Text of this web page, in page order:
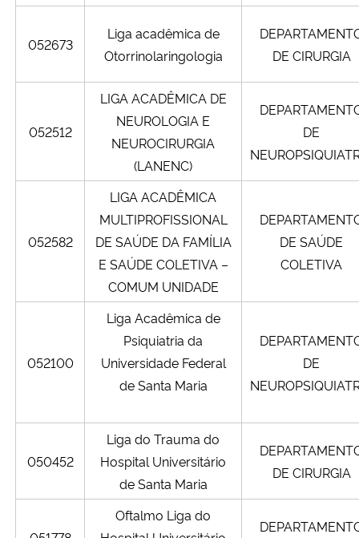
052673
Liga acadêmica de
Otorrinolaringologia
DE CIRURGIA
052512
LIGA ACADÊMICA DE
NEUROLOGIA E
NEUROCIRURGIA
(LANENC)
DE
052582
LIGA ACADÊMICA
MULTIPROFISSIONAL
DE SAÚDE DA FAMÍLIA
E SAÚDE COLETIVA –
COMUM UNIDADE
DE SAÚDE
COLETIVA
052100
Liga Acadêmica de
Psiquiatria da
Universidade Federal
de Santa Maria
DE
050452
Liga do Trauma do
Hospital Universitário
de Santa Maria
DE CIRURGIA
Oftalmo Liga do